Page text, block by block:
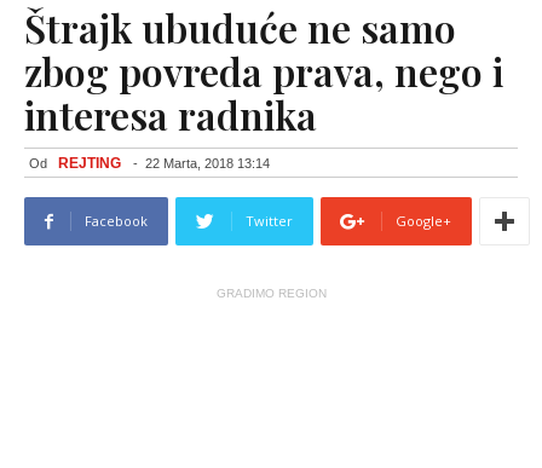
Štrajk ubuduće ne samo
zbog povreda prava, nego i
interesa radnika
Od REJTING - 22 Marta, 2018 13:14
Facebook Twitter Google+
GRADIMO REGION